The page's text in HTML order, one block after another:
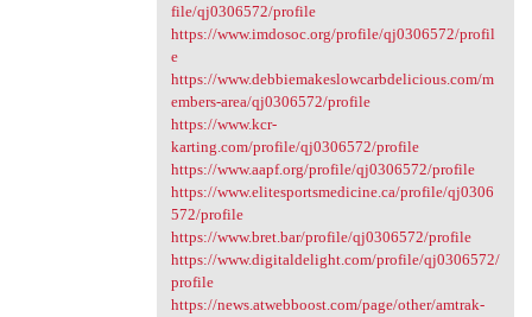
file/qj0306572/profile
https://www.imdosoc.org/profile/qj0306572/profil
e
https://www.debbiemakeslowcarbdelicious.com/m
embers-area/qj0306572/profile
https://www.kcr-
karting.com/profile/qj0306572/profile
https://www.aapf.org/profile/qj0306572/profile
https://www.elitesportsmedicine.ca/profile/qj0306
572/profile
https://www.bret.bar/profile/qj0306572/profile
https://www.digitaldelight.com/profile/qj0306572/
profile
https://news.atwebboost.com/page/other/amtrak-